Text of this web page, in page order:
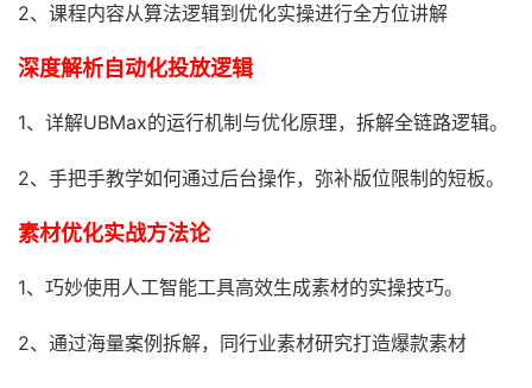
2、课程内容从算法逻辑到优化实操进行全方位讲解
深度解析自动化投放逻辑
1、详解UBMax的运行机制与优化原理，拆解全链路逻辑。
2、手把手教学如何通过后台操作，弥补版位限制的短板。
素材优化实战方法论
1、巧妙使用人工智能工具高效生成素材的实操技巧。
2、通过海量案例拆解，同行业素材研究打造爆款素材